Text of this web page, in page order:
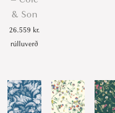
& Son
26.559 kr.
rúlluverð